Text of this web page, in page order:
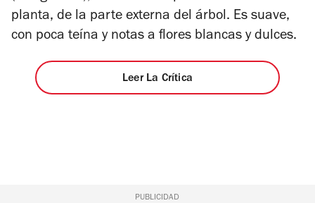
planta, de la parte externa del árbol. Es suave,
con poca teína y notas a flores blancas y dulces.
Leer La Crítica
PUBLICIDAD